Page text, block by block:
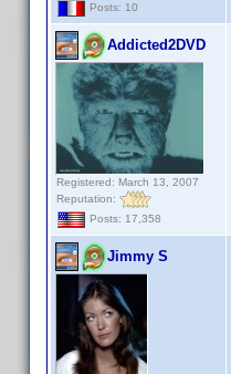
Posts: 10
Addicted2DVD
Registered: March 13, 2007
Reputation:
Posts: 17,358
Jimmy S